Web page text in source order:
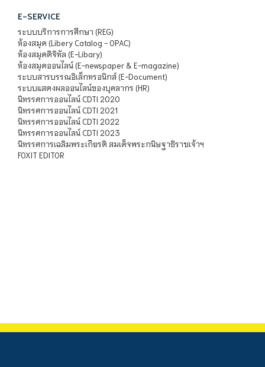
E-SERVICE
ระบบบริการการศึกษา (REG)
ห้องสมุด (Libery Catalog - OPAC)
ห้องสมุดดิจิทัล (E-Libary)
ห้องสมุดออนไลน์ (E-newspaper & E-magazine)
ระบบสารบรรณอิเล็กทรอนิกส์ (E-Document)
ระบบแสดงผลออนไลน์ของบุคลากร (HR)
นิทรรศการออนไลน์ CDTI 2020
นิทรรศการออนไลน์ CDTI 2021
นิทรรศการออนไลน์ CDTI 2022
นิทรรศการออนไลน์ CDTI 2023
นิทรรศการเฉลิมพระเกียรติ สมเด็จพระกนิษฐาธิราชเจ้าฯ
FOXIT EDITOR